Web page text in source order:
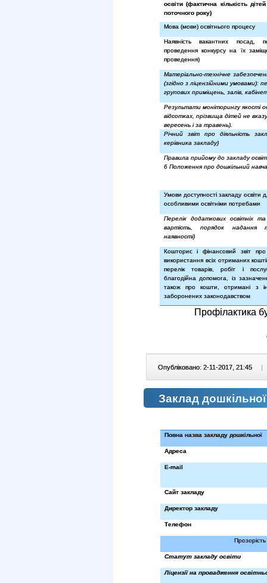
освіти (фактична кількість
поточного року)
Мова (мови) освітнього процесу
Наявність вакантних посад,
проведення конкурсу на їх
проведення)
Матеріально-технічне
(згідно з ліцензійними умовами):
групових приміщень, залів,
Результати моніторингу якості
відсотках, прізвища дітей не
вересень і за травень).
Річний звіт про діяльність
керівника закладу)
Правила прийому до закладу
6 Положення про дошкільний
Умови доступності закладу освіти
особливими освітніми потребами
Перелік додаткових освітніх
вартість, порядок
наявності)
Кошторис і фінансовий звіт
використання всіх отриманих
перелік товарів, робіт і
благодійна допомога, із
також про кошти, отримані з
заборонених законодавством
Профілактика
Опубліковано: 2-11-2017, 21:45 |
Заклад
Повна назва закладу дошкільної
Адреса
E-mail
Сайт закладу
Директор закладу
Телефон
Прозорість
Статут закладу освіти
Ліцензії на провадження